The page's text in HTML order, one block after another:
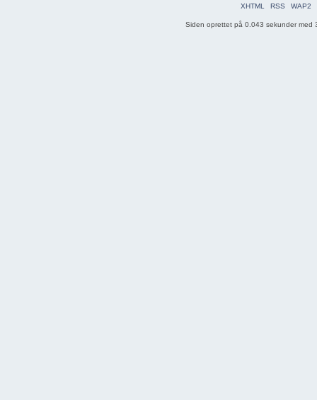
XHTML
RSS WAP2
Siden oprettet på 0.043 sekunder med